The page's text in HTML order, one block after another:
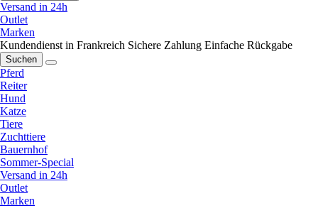
Versand in 24h
Outlet
Marken
Kundendienst in Frankreich Sichere Zahlung Einfache Rückgabe
Suchen
Pferd
Reiter
Hund
Katze
Tiere
Zuchttiere
Bauernhof
Sommer-Special
Versand in 24h
Outlet
Marken